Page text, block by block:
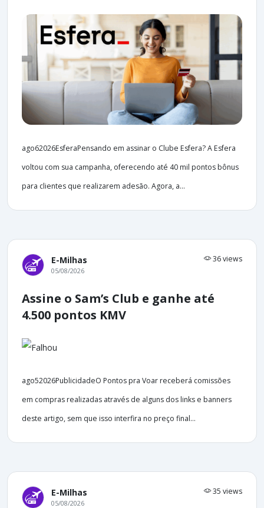
ago62026EsferaPensando em assinar o Clube Esfera? A Esfera
voltou com sua campanha, oferecendo até 40 mil pontos bônus
para clientes que realizarem adesão. Agora, a...
E-Milhas 36 views
05/08/2026
Assine o Sam’s Club e ganhe até
4.500 pontos KMV
ago52026PublicidadeO Pontos pra Voar receberá comissões
em compras realizadas através de alguns dos links e banners
deste artigo, sem que isso interfira no preço final...
E-Milhas 35 views
05/08/2026